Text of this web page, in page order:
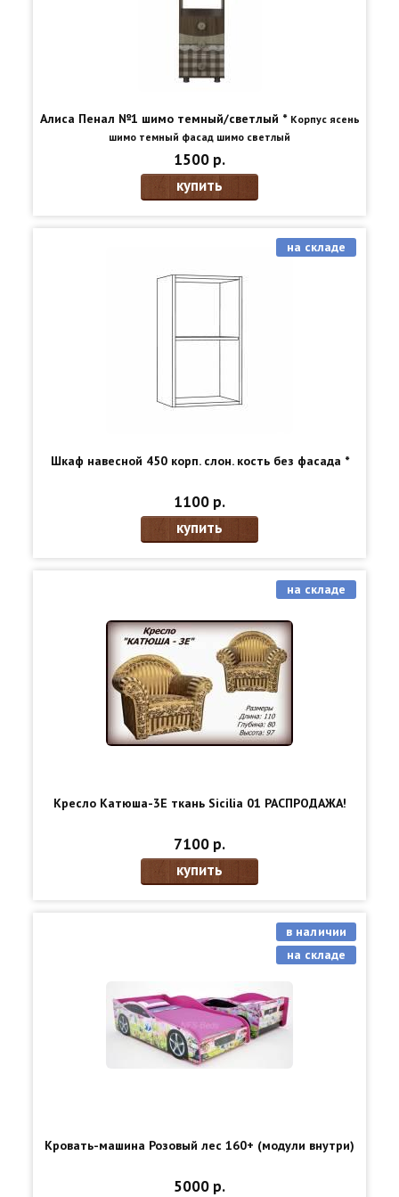
Алиса Пенал №1 шимо темный/светлый * Корпус ясень
шимо темный фасад шимо светлый
цвет: Корпус ясень шимо темный фасад шимо светлый
1500 р.
купить
Шкаф навесной 450 корп. слон. кость без фасада *
на складе
1100 р.
купить
Кресло Катюша-3Е ткань Sicilia 01 РАСПРОДАЖА!
на складе
7100 р.
купить
Кровать-машина Розовый лес 160+ (модули внутри)
в наличии
на складе
5000 р.